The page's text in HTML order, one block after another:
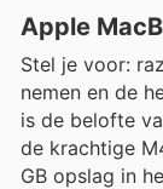
Apple
Stel je voor:
nemen en de
is de belofte
de krachtige
GB opslag in